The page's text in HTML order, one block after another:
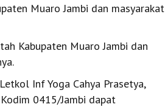
Muaro Jambi dan masyarakat
Kabupaten Muaro Jambi dan
Inf Yoga Cahya Prasetya,
0415/Jambi dapat